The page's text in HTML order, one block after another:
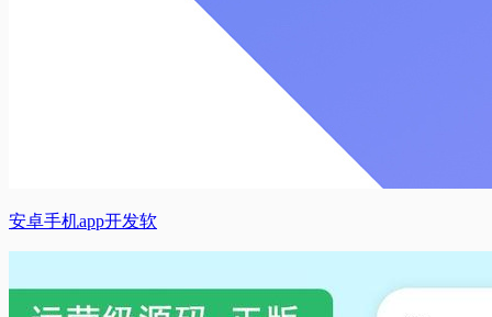
安卓手机app开发软